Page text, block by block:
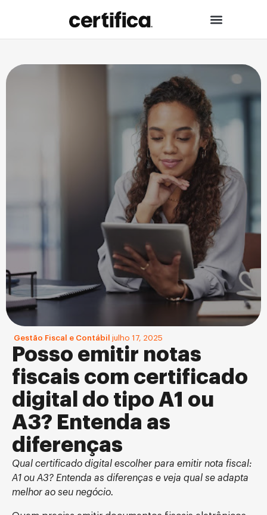
Gestão Fiscal e Contábil julho 17, 2025
Posso emitir notas
fiscais com certificado
digital do tipo A1 ou
A3? Entenda as
diferenças
Qual certificado digital escolher para emitir nota fiscal:
A1 ou A3? Entenda as diferenças e veja qual se adapta
melhor ao seu negócio.